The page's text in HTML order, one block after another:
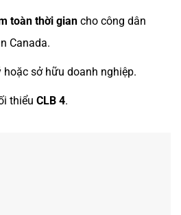
toàn thời giancho công dân
Canada.
sở hữu doanh nghiệp.
thiểu CLB 4.